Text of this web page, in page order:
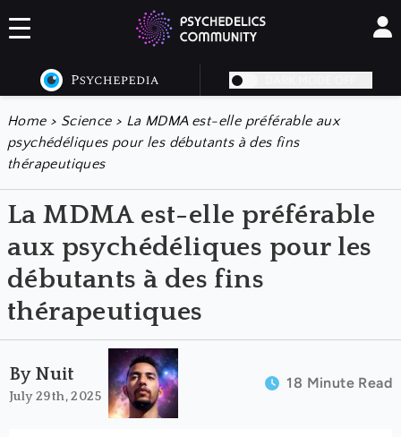
Home > Science> La MDMA est-elle préférable aux
psychédéliques pour les débutants à des fins
thérapeutiques
La MDMA est-elle préférable
aux psychédéliques pour les
débutants à des fins
thérapeutiques
By Nuit
July 29th, 2025
18 Minute Read